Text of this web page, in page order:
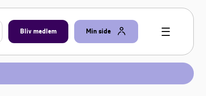
Bliv medlem Min side